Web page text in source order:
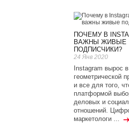
ПОЧЕМУ В
ВАЖНЫ ЖИВЫЕ
ПОДПИСЧИКИ?
24 Янв 2020
Instagram вырос в
геометрической
и все для того,
платформой
деловых и
отношений.
маркетологи ...